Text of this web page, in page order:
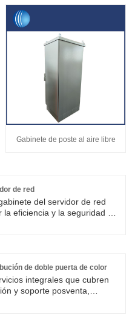
Gabinete de poste al aire libre
de red
del servidor de red
eficiencia y la seguridad en
y distribución de energía
en condiciones adversas
como en exteriores.
de doble puerta de color
integrales que cubren
y soporte posventa,